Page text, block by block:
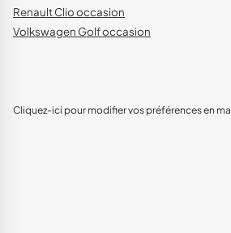
Renault Clio occasion
Volkswagen Golf occasion
Cliquez-ici pour modifier vos préférences en